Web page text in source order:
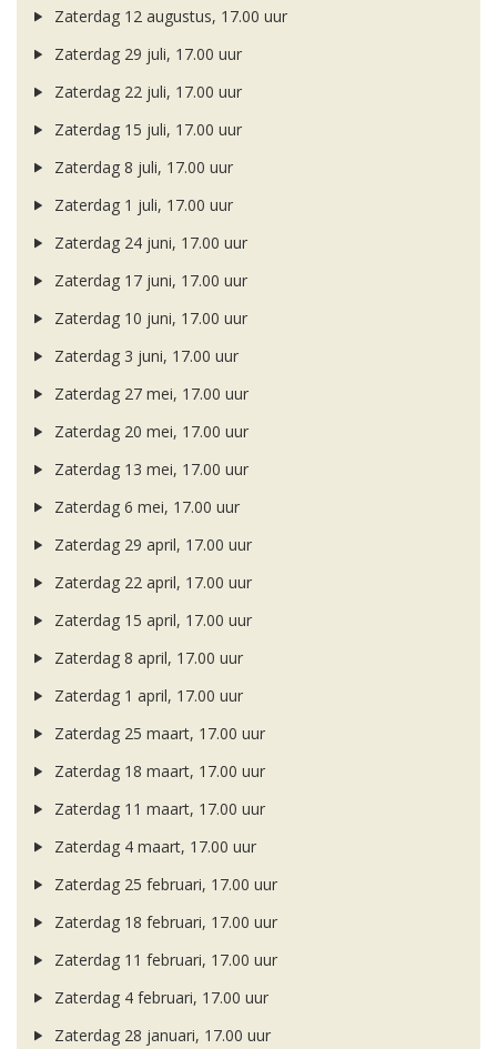
Zaterdag 12 augustus, 17.00 uur
Zaterdag 29 juli, 17.00 uur
Zaterdag 22 juli, 17.00 uur
Zaterdag 15 juli, 17.00 uur
Zaterdag 8 juli, 17.00 uur
Zaterdag 1 juli, 17.00 uur
Zaterdag 24 juni, 17.00 uur
Zaterdag 17 juni, 17.00 uur
Zaterdag 10 juni, 17.00 uur
Zaterdag 3 juni, 17.00 uur
Zaterdag 27 mei, 17.00 uur
Zaterdag 20 mei, 17.00 uur
Zaterdag 13 mei, 17.00 uur
Zaterdag 6 mei, 17.00 uur
Zaterdag 29 april, 17.00 uur
Zaterdag 22 april, 17.00 uur
Zaterdag 15 april, 17.00 uur
Zaterdag 8 april, 17.00 uur
Zaterdag 1 april, 17.00 uur
Zaterdag 25 maart, 17.00 uur
Zaterdag 18 maart, 17.00 uur
Zaterdag 11 maart, 17.00 uur
Zaterdag 4 maart, 17.00 uur
Zaterdag 25 februari, 17.00 uur
Zaterdag 18 februari, 17.00 uur
Zaterdag 11 februari, 17.00 uur
Zaterdag 4 februari, 17.00 uur
Zaterdag 28 januari, 17.00 uur